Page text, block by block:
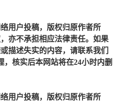
用户投稿，版权归原作者所
亦不承担相应法律责任。如果
描述失实的内容，请联系我们
，核实后本网站将在24小时内删
用户投稿，版权归原作者所